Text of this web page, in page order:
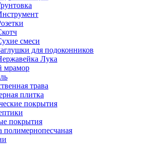
смеси
для подоконников
Лука
мрамор
трава
плитка
покрытия
покрытия
полимернопесчаная